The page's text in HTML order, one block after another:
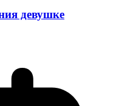
девушке